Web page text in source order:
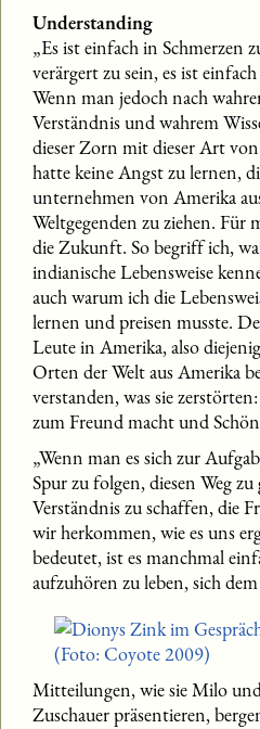
Understanding
„Es ist einfach in Schmerzen
verärgert zu sein, es ist
Wenn man jedoch nach
Verständnis und wahrem
dieser Zorn mit dieser Art
hatte keine Angst zu lernen,
unternehmen von Amerika
Weltgegenden zu ziehen.
die Zukunft. So begriff ich,
indianische Lebensweise
auch warum ich die
lernen und preisen musste.
Leute in Amerika, also
Orten der Welt aus Amerika
verstanden, was sie
zum Freund macht und
„Wenn man es sich zur
Spur zu folgen, diesen Weg zu
Verständnis zu schaffen, die
wir herkommen, wie es uns
bedeutet, ist es manchmal
aufzuhören zu leben, sich
Mitteilungen, wie sie Milo
Zuschauer präsentieren,